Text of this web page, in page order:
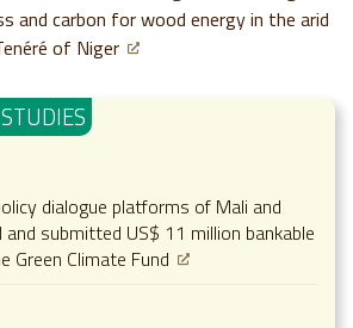
and carbon for wood energy in the arid
of Niger
dialogue platforms of Mali and
and submitted US$ 11 million bankable
Green Climate Fund